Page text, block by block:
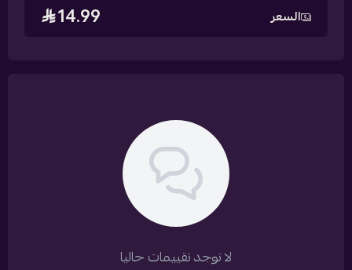
السعر 14.99
لا توجد تقييمات حاليا